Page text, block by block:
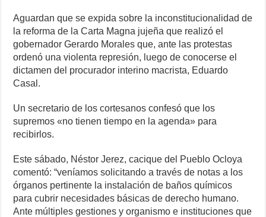
o
k
p
er
k
Aguardan que se expida sobre la inconstitucionalidad de
la reforma de la Carta Magna jujeña que realizó el
gobernador Gerardo Morales que, ante las protestas
ordenó una violenta represión, luego de conocerse el
dictamen del procurador interino macrista, Eduardo
Casal.
Un secretario de los cortesanos confesó que los
supremos «no tienen tiempo en la agenda» para
recibirlos.
Este sábado, Néstor Jerez, cacique del Pueblo Ocloya
comentó: “veníamos solicitando a través de notas a los
órganos pertinente la instalación de baños químicos
para cubrir necesidades básicas de derecho humano.
Ante múltiples gestiones y organismo e instituciones que